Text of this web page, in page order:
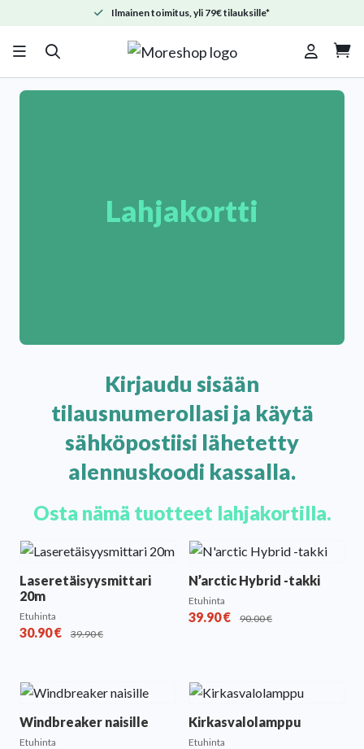
Ilmainen toimitus, yli 79€ tilauksille*

Lahjakortti
Kirjaudu sisään
tilausnumerollasi ja käytä
sähköpostiisi lähetetty
alennuskoodi kassalla.
Osta nämä tuotteet lahjakortilla.
Laseretäisyysmittari
20m
Etuhinta
30.90€ 39.90€
N’arctic Hybrid -takki
Etuhinta
39.90€ 90.00€
Windbreaker naisille
Etuhinta
Kirkasvalolamppu
Etuhinta